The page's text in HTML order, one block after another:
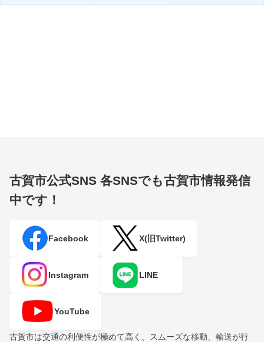
古賀市公式SNS 各SNSでも古賀市情報発信
中です！
Facebook X(旧Twitter)
Instagram LINE
YouTube
古賀市は交通の利便性が極めて高く、スムーズな移動、輸送が行